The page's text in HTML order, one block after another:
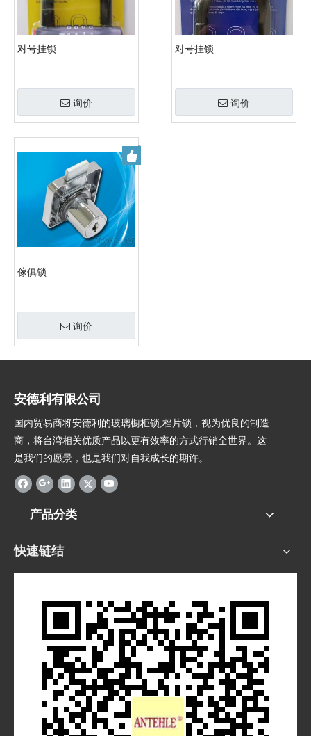
对号挂锁
询价
对号挂锁
询价
傢俱锁
询价
安德利有限公司
国内贸易商将安德利的玻璃橱柜锁,档片锁，视为优良的制造
商，将台湾相关优质产品以更有效率的方式行销全世界。这
是我们的愿景，也是我们对自我成长的期许。
产品分类
快速链结